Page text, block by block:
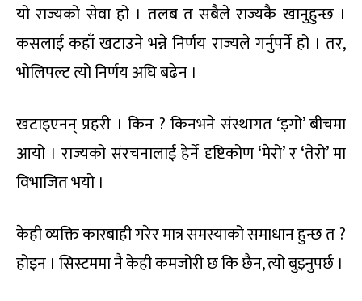
यो राज्यको सेवा हो । तलब त सबैले राज्यकै खानुहुन्छ ।
कसलाई कहाँ खटाउने भन्ने निर्णय राज्यले गर्नुपर्ने हो । तर,
भोलिपल्ट त्यो निर्णय अघि बढेन ।
खटाइएनन् प्रहरी । किन ? किनभने संस्थागत ‘इगो’ बीचमा
आयो । राज्यको संरचनालाई हेर्ने दृष्टिकोण ‘मेरो’ र ‘तेरो’ मा
विभाजित भयो ।
केही व्यक्ति कारबाही गरेर मात्र समस्याको समाधान हुन्छ त ?
होइन । सिस्टममा नै केही कमजोरी छ कि छैन, त्यो बुझ्नुपर्छ ।